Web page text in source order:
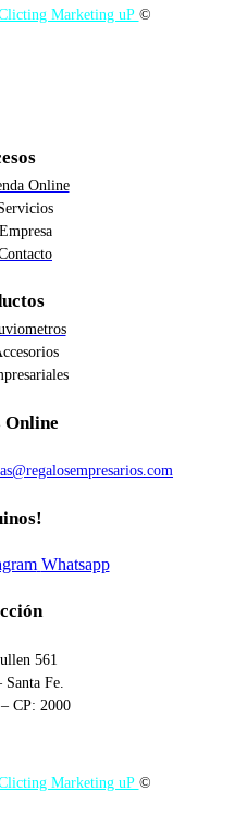
Marketing uP ©
Online
Empresa
Online
Whatsapp
561
Fe.
CP: 2000
Marketing uP ©